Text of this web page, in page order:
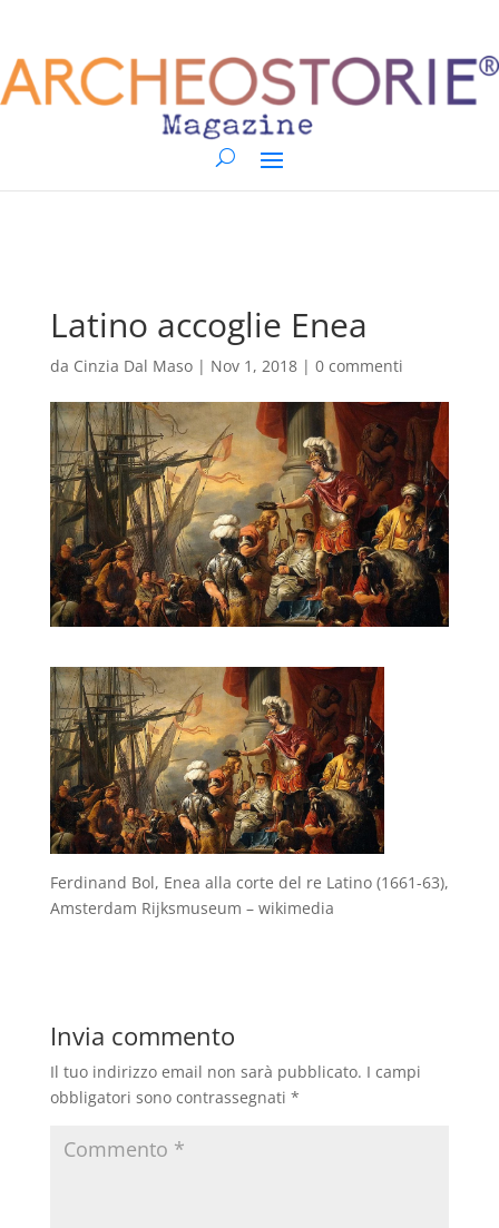
Latino accoglie Enea
da Cinzia Dal Maso| Nov 1, 2018| 0 commenti
Ferdinand Bol, Enea alla corte del re Latino (1661-63),
Amsterdam Rijksmuseum – wikimedia
Invia commento
Il tuo indirizzo email non sarà pubblicato. I campi
obbligatori sono contrassegnati *